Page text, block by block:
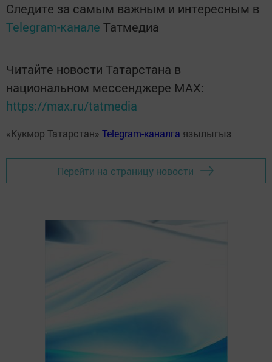
Следите за самым важным и интересным в
Telegram-канале Татмедиа
Читайте новости Татарстана в
национальном мессенджере MАХ:
https://max.ru/tatmedia
«Кукмор Татарстан» Telegram-каналга язылыгыз
Перейти на страницу новости